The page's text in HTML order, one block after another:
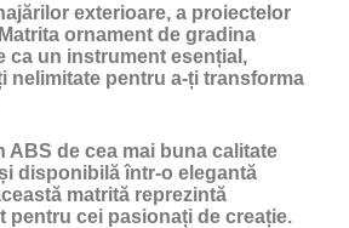
exterioare, a proiectelor
ornament de gradina
ca un instrument esențial,
nelimitate pentru a-ți transforma
ABS de cea mai buna calitate
disponibilă într-o elegantă
matrită reprezintă
pentru cei pasionați de creație.